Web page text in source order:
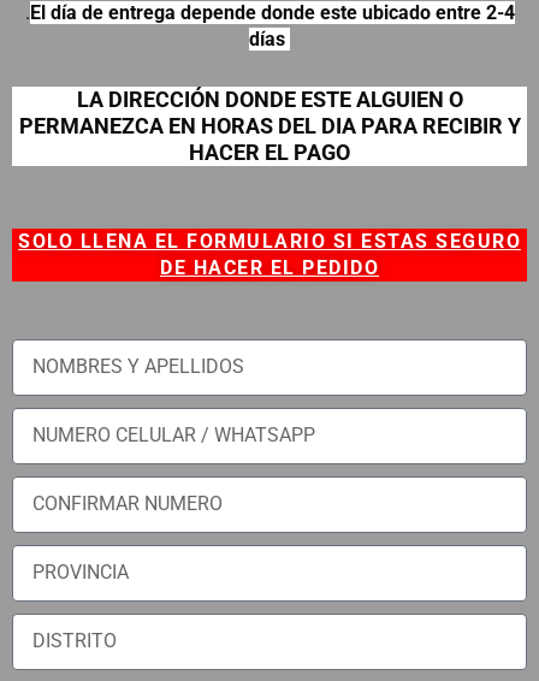
.El día de entrega depende donde este ubicado entre 2-4
días
LA DIRECCIÓN DONDE ESTE ALGUIEN O
PERMANEZCA EN HORAS DEL DIA PARA RECIBIR Y
HACER EL PAGO
SOLO LLENA EL FORMULARIO SI ESTAS SEGURO
DE HACER EL PEDIDO